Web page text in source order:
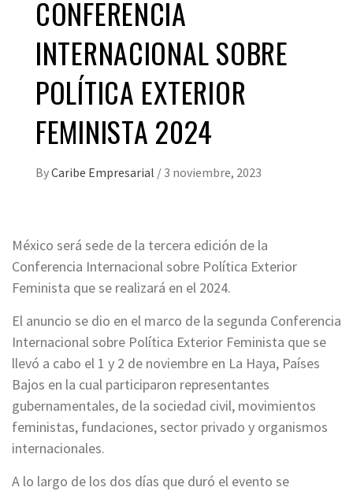
CONFERENCIA
INTERNACIONAL SOBRE
POLÍTICA EXTERIOR
FEMINISTA 2024
ByCaribe Empresarial / 3 noviembre, 2023
México será sede de la tercera edición de la
Conferencia Internacional sobre Política Exterior
Feminista que se realizará en el 2024.
El anuncio se dio en el marco de la segunda Conferencia
Internacional sobre Política Exterior Feminista que se
llevó a cabo el 1 y 2 de noviembre en La Haya, Países
Bajos en la cual participaron representantes
gubernamentales, de la sociedad civil, movimientos
feministas, fundaciones, sector privado y organismos
internacionales.
A lo largo de los dos días que duró el evento se